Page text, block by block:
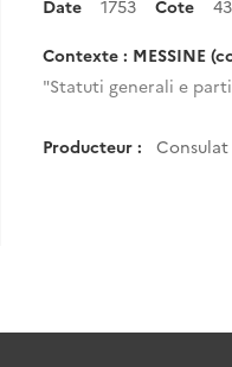
Date 1753 Cote
Contexte : MESSINE
"Statuti generali e
Producteur : Consulat